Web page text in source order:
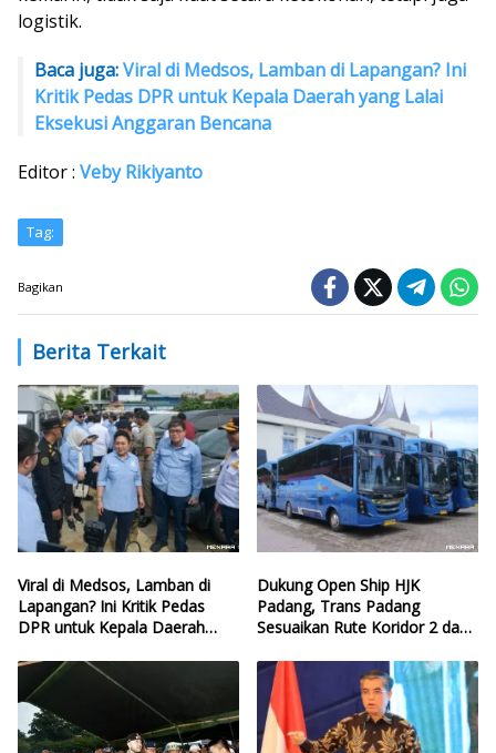
logistik.
Baca juga:Viral di Medsos, Lamban di Lapangan? Ini
Kritik Pedas DPR untuk Kepala Daerah yang Lalai
Eksekusi Anggaran Bencana
Editor : Veby Rikiyanto
Tag:
Bagikan
Berita Terkait
Viral di Medsos, Lamban di
Lapangan? Ini Kritik Pedas
DPR untuk Kepala Daerah
Bencana
Dukung Open Ship HJK
Padang, Trans Padang
Sesuaikan Rute Koridor 2 dan